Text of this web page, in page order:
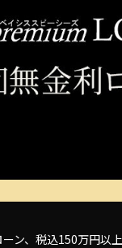
ン、税込150万円以